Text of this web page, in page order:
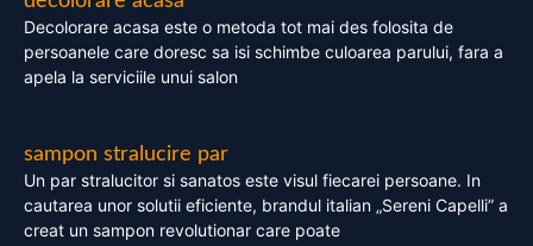
Decolorare acasa este o metoda tot mai des folosita de
persoanele care doresc sa isi schimbe culoarea parului, fara a
apela la serviciile unui salon
sampon stralucire par
Un par stralucitor si sanatos este visul fiecarei persoane. In
cautarea unor solutii eficiente, brandul italian „Sereni Capelli” a
creat un sampon revolutionar care poate